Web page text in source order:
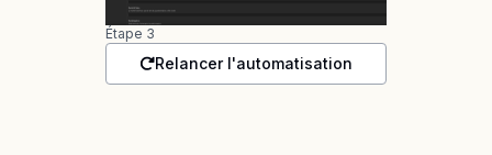
Étape 3
Relancer l'automatisation